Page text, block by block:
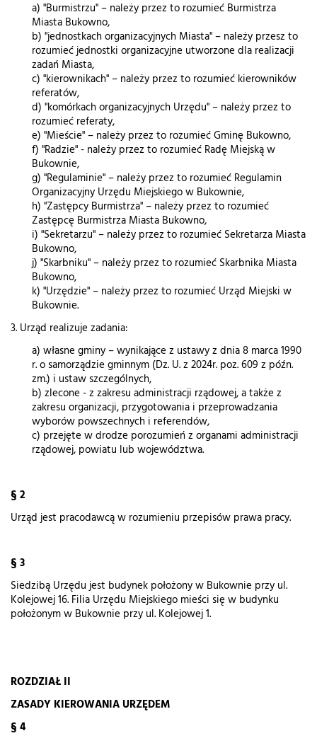
a) "Burmistrzu" – należy przez to rozumieć Burmistrza
Miasta Bukowno,
b) "jednostkach organizacyjnych Miasta" – należy przesz to
rozumieć jednostki organizacyjne utworzone dla realizacji
zadań Miasta,
c) "kierownikach" – należy przez to rozumieć kierowników
referatów,
d) "komórkach organizacyjnych Urzędu" – należy przez to
rozumieć referaty,
e) "Mieście" – należy przez to rozumieć Gminę Bukowno,
f) "Radzie" - należy przez to rozumieć Radę Miejską w
Bukownie,
g) "Regulaminie" – należy przez to rozumieć Regulamin
Organizacyjny Urzędu Miejskiego w Bukownie,
h) "Zastępcy Burmistrza" – należy przez to rozumieć
Zastępcę Burmistrza Miasta Bukowno,
i) "Sekretarzu" – należy przez to rozumieć Sekretarza Miasta
Bukowno,
j) "Skarbniku" – należy przez to rozumieć Skarbnika Miasta
Bukowno,
k) "Urzędzie" – należy przez to rozumieć Urząd Miejski w
Bukownie.
3. Urząd realizuje zadania:
a) własne gminy – wynikające z ustawy z dnia 8 marca 1990
r. o samorządzie gminnym (Dz. U. z 2024r. poz. 609 z późn.
zm.) i ustaw szczególnych,
b) zlecone - z zakresu administracji rządowej, a także z
zakresu organizacji, przygotowania i przeprowadzania
wyborów powszechnych i referendów,
c) przejęte w drodze porozumień z organami administracji
rządowej, powiatu lub województwa.
§ 2
Urząd jest pracodawcą w rozumieniu przepisów prawa pracy.
§ 3
Siedzibą Urzędu jest budynek położony w Bukownie przy ul.
Kolejowej 16. Filia Urzędu Miejskiego mieści się w budynku
położonym w Bukownie przy ul. Kolejowej 1.
ROZDZIAŁ II
ZASADY KIEROWANIA URZĘDEM
§ 4